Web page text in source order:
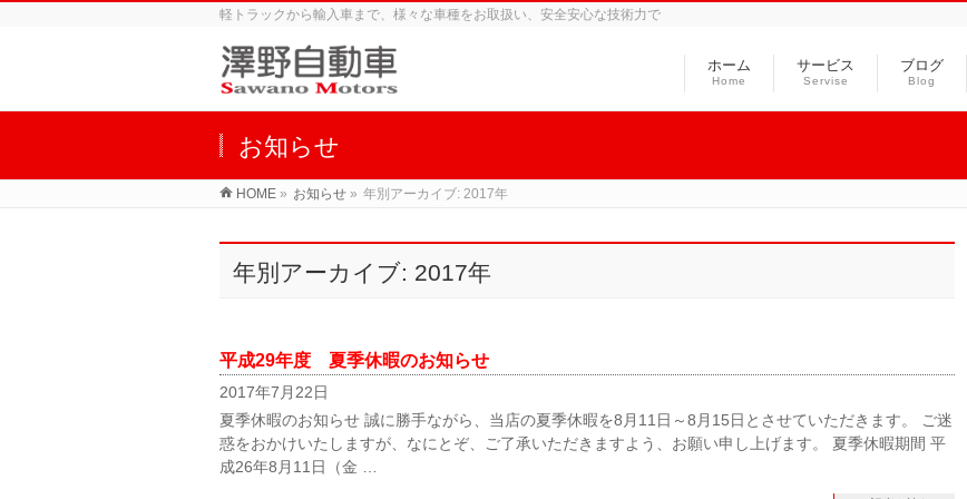
軽トラックから輸入車まで、様々な車種をお取扱い、安全安心な技術力で
ホーム
Home
サービス
Servise
ブログ
Blog
お知らせ
HOME » お知らせ » 年別アーカイブ: 2017年
年別アーカイブ: 2017年
平成29年度 夏季休暇のお知らせ
2017年7月22日
夏季休暇のお知らせ 誠に勝手ながら、当店の夏季休暇を8月11日～8月15日とさせていただきます。 ご迷
惑をおかけいたしますが、なにとぞ、ご了承いただきますよう、お願い申し上げます。 夏季休暇期間 平
成26年8月11日（金 …